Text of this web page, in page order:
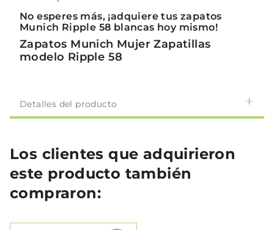
No esperes más, ¡adquiere tus zapatos
Munich Ripple 58 blancas hoy mismo!
Zapatos Munich Mujer Zapatillas
modelo Ripple 58
Detalles del producto
Los clientes que adquirieron
este producto también
compraron: